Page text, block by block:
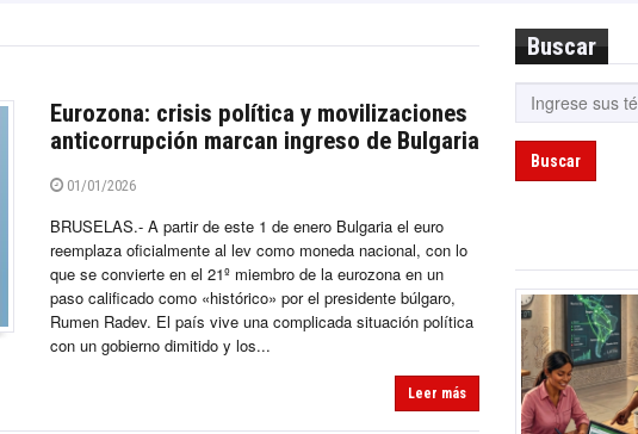
Eurozona: crisis política y movilizaciones
anticorrupción marcan ingreso de Bulgaria
01/01/2026
BRUSELAS.- A partir de este 1 de enero Bulgaria el euro
reemplaza oficialmente al lev como moneda nacional, con lo
que se convierte en el 21º miembro de la eurozona en un
paso calificado como «histórico» por el presidente búlgaro,
Rumen Radev. El país vive una complicada situación política
con un gobierno dimitido y los...
Leer más
Buscar
Buscar